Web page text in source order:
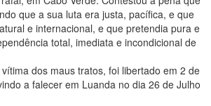
que a sua luta era justa, pacífica, e que
e internacional, e que pretendia pura e
total, imediata e incondicional de
dos maus tratos, foi libertado em 2 de
a falecer em Luanda no dia 26 de Julho